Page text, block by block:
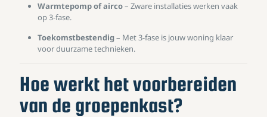
Warmtepomp of airco– Zware installaties werken vaak
op 3-fase.
Toekomstbestendig– Met 3-fase is jouw woning klaar
voor duurzame technieken.
Hoe werkt het voorbereiden
van de groepenkast?